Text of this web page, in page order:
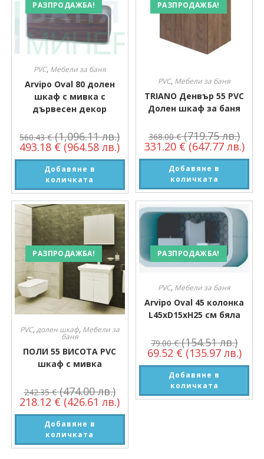
РАЗПРОДАЖБА!
PVC, Мебели за баня
Arvipo Oval 80 долен
шкаф с мивка с
дървесен декор
560.43€ (1,096.11 лв.)
493.18 € (964.58 лв.)
Добавяне в
количката
РАЗПРОДАЖБА!
PVC, Мебели за баня
TRIANO Денвър 55 PVC
Долен шкаф за баня
368.00€ (719.75 лв.)
331.20 € (647.77 лв.)
Добавяне в
количката
РАЗПРОДАЖБА!
PVC,долен шкаф, Мебели за
баня
ПОЛИ 55 ВИСОТА PVC
шкаф с мивка
242.35€ (474.00 лв.)
218.12 € (426.61 лв.)
Добавяне в
количката
РАЗПРОДАЖБА!
PVC, Мебели за баня
Arvipo Oval 45 колонка
L45xD15xH25 см бяла
79.00€ (154.51 лв.)
69.52 € (135.97 лв.)
Добавяне в
количката